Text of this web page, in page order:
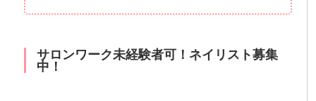
サロンワーク未経験者可！ネイリスト募集
中！